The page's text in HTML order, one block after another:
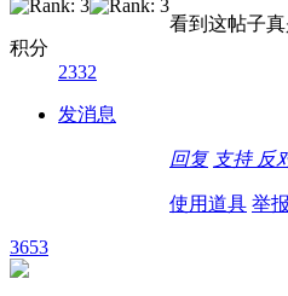
积分
2332
发消息
看到这帖子真
回复 支持 反
使用道具 举报
3653